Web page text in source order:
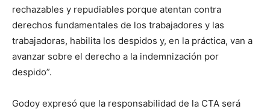
rechazables y repudiables porque atentan contra
derechos fundamentales de los trabajadores y las
trabajadoras, habilita los despidos y, en la práctica, van a
avanzar sobre el derecho a la indemnización por
despido”.
Godoy expresó que la responsabilidad de la CTA será